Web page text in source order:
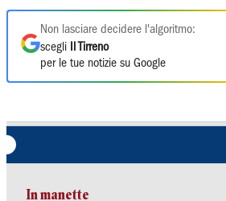
Non lasciare decidere l'algoritmo:
scegli
Il Tirreno
per le tue notizie su Google
In manette